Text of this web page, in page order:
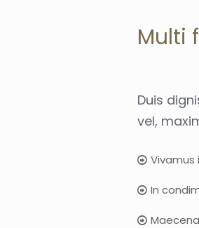
Multi
Duis
vel,
Vivamus
In